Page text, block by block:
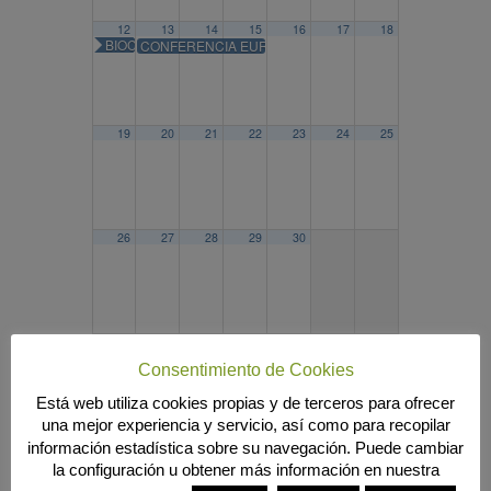
12
BIOCULTURA MADRID
13
CONFERENCIA EUROPEA SOBRE LA XILELLA
14 15 16 17 18
19 20 21 22 23 24 25
26 27 28 29 30
Búsqueda
MENÚ PRINCIPAL
Consentimiento de Cookies
Está web utiliza cookies propias y de terceros para ofrecer
una mejor experiencia y servicio, así como para recopilar
información estadística sobre su navegación. Puede cambiar
la configuración u obtener más información en nuestra